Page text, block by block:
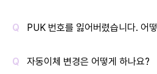
PUK 번호를 잃어버렸습니다. 어
자동이체 변경은 어떻게 하나요?